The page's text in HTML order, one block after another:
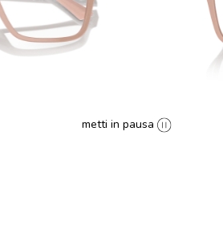
metti in pausa